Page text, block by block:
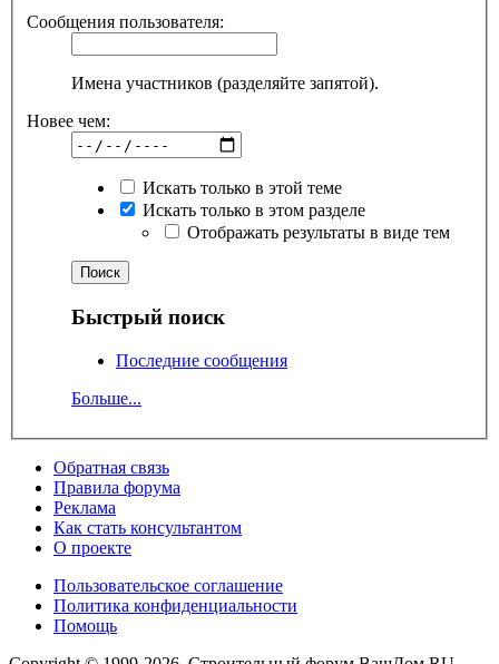
Сообщения пользователя:
Имена участников (разделяйте запятой).
Новее чем:
Искать только в этой теме
Искать только в этом разделе
Отображать результаты в виде тем
Быстрый поиск
Последние сообщения
Больше...
Обратная связь
Правила форума
Реклама
Как стать консультантом
О проекте
Пользовательское соглашение
Политика конфиденциальности
Помощь